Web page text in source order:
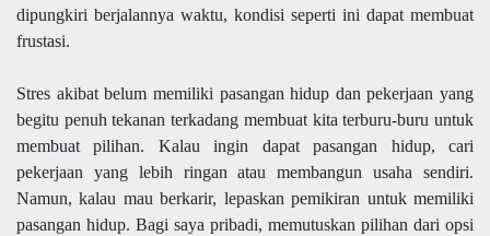
dipungkiri berjalannya waktu, kondisi seperti ini dapat membuat
frustasi.
Stres akibat belum memiliki pasangan hidup dan pekerjaan yang
begitu penuh tekanan terkadang membuat kita terburu-buru untuk
membuat pilihan. Kalau ingin dapat pasangan hidup, cari
pekerjaan yang lebih ringan atau membangun usaha sendiri.
Namun, kalau mau berkarir, lepaskan pemikiran untuk memiliki
pasangan hidup. Bagi saya pribadi, memutuskan pilihan dari opsi